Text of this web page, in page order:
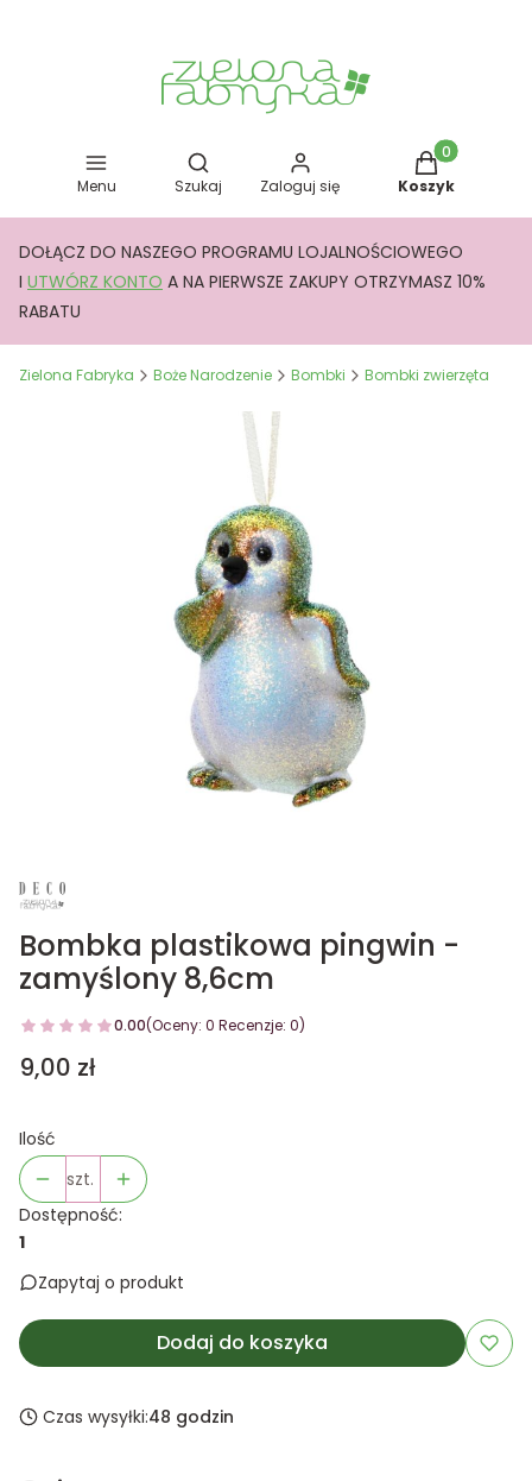
Menu
Otwórz wyszukiwarkę
Szukaj Zaloguj się
Produkty w
Koszyk
DOŁĄCZ DO NASZEGO PROGRAMU LOJALNOŚCIOWEGO
I UTWÓRZ KONTO A NA PIERWSZE ZAKUPY OTRZYMASZ 10%
RABATU
Zielona Fabryka Boże Narodzenie Bombki Bombki zwierzęta
Bombka plastikowa pingwin -
zamyślony 8,6cm
0.00(Oceny: 0 Recenzje: 0)
Cena
9,00 zł
Ilość
szt.
Dostępność:
1
Zapytaj o produkt
Dodaj do koszyka
Czas wysyłki:48 godzin